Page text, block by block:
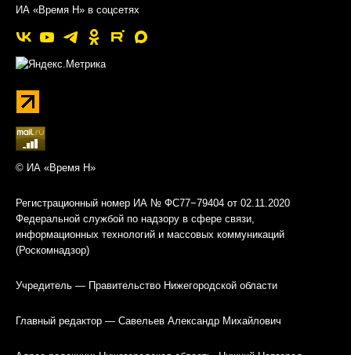
ИА «Время Н» в соцсетях
© ИА «Время Н»
Регистрационный номер ИА № ФС77−79404 от 02.11.2020
Федеральной службой по надзору в сфере связи,
информационных технологий и массовых коммуникаций
(Роскомнадзор)
Учредитель — Правительство Нижегородской области
Главный редактор — Савельев Александр Михайлович